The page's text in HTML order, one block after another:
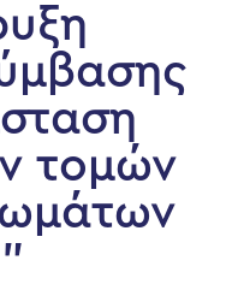
τομών